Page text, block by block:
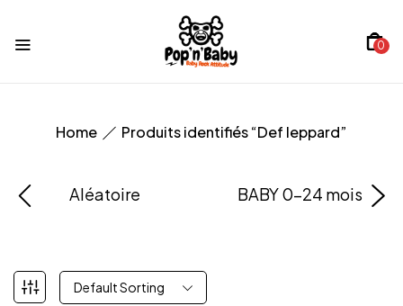
0
Home Produits identifiés “Def leppard”
Aléatoire BABY 0-24 mois
Default Sorting